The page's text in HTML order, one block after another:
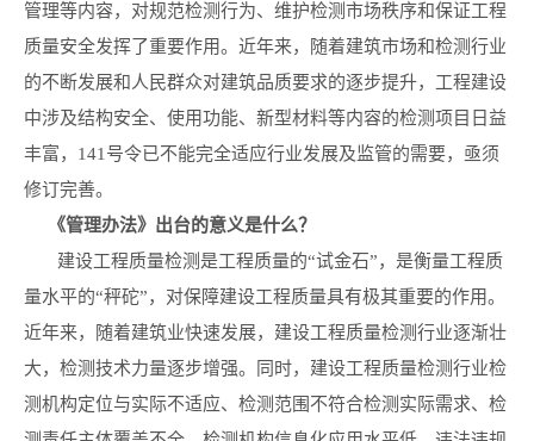
管理等内容，对规范检测行为、维护检测市场秩序和保证工程
质量安全发挥了重要作用。近年来，随着建筑市场和检测行业
的不断发展和人民群众对建筑品质要求的逐步提升，工程建设
中涉及结构安全、使用功能、新型材料等内容的检测项目日益
丰富，141号令已不能完全适应行业发展及监管的需要，亟须
修订完善。
《管理办法》出台的意义是什么？
建设工程质量检测是工程质量的“试金石”，是衡量工程质
量水平的“秤砣”，对保障建设工程质量具有极其重要的作用。
近年来，随着建筑业快速发展，建设工程质量检测行业逐渐壮
大，检测技术力量逐步增强。同时，建设工程质量检测行业检
测机构定位与实际不适应、检测范围不符合检测实际需求、检